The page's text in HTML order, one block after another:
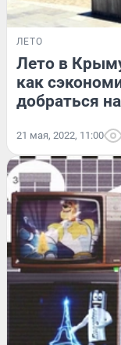
ЛЕТО
Лето в
как
добраться
21 мая, 2022, 11:00